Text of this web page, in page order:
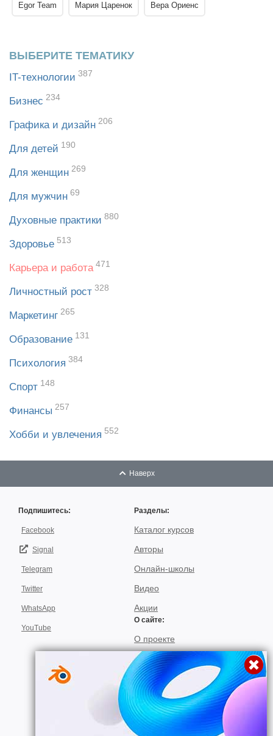
Egor Team Мария Царенок Вера Ориенс
ВЫБЕРИТЕ ТЕМАТИКУ
IT-технологии 387
Бизнес 234
Графика и дизайн 206
Для детей 190
Для женщин 269
Для мужчин 69
Духовные практики 880
Здоровье 513
Карьера и работа 471
Личностный рост 328
Маркетинг 265
Образование 131
Психология 384
Спорт 148
Финансы 257
Хобби и увлечения 552
Наверх
Подпишитесь:
Facebook
Signal
Telegram
Twitter
WhatsApp
YouTube
Разделы:
Каталог курсов
Авторы
Онлайн-школы
Видео
Акции
О сайте:
О проекте
Для авторов
Договор пользования
Использование материалов
Подписка